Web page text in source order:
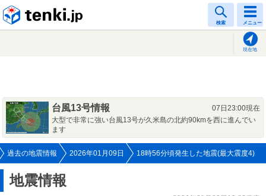
検索 メニュー
現在地
台風13号情報
07日23:00現在
大型で非常に強い台風13号が久米島の北約90kmを西に進んでい
ます
過去の地震情報 2026年01月09日 18時56分頃発生した地震(最大震度4)
地震情報